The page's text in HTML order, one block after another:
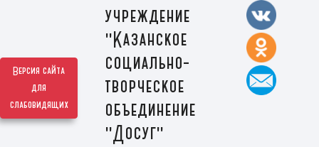
Версия сайта
для
слабовидящих
учреждение
"Казанское
социально-
творческое
объединение
"Досуг"